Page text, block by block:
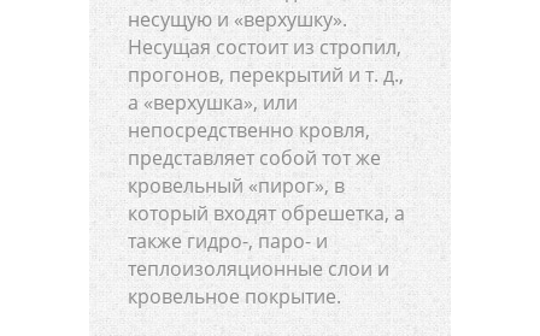
несущую и «верхушку».
Несущая состоит из стропил,
прогонов, перекрытий и т. д.,
а «верхушка», или
непосредственно кровля,
представляет собой тот же
кровельный «пирог», в
который входят обрешетка, а
также гидро-, паро- и
теплоизоляционные слои и
кровельное покрытие.